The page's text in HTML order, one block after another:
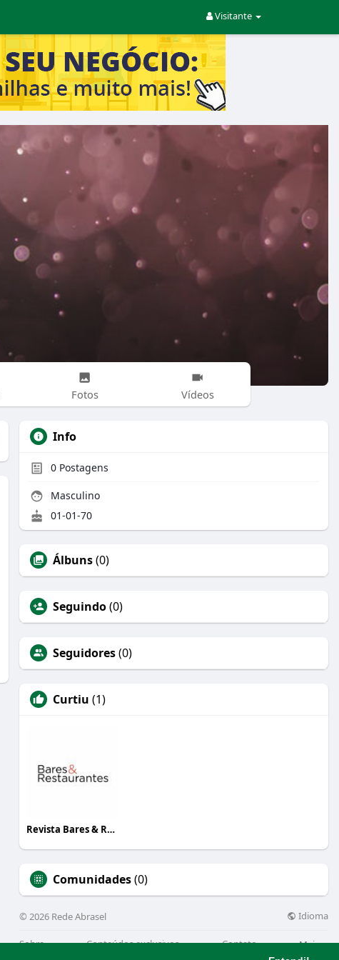
Visitante
Fotos Vídeos
Info
0 Postagens
Masculino
01-01-70
Álbuns(0)
Seguindo(0)
Seguidores(0)
Curtiu (1)
Revista Bares & Restaurantes
Comunidades(0)
© 2026 Rede Abrasel Idioma
Sobre Conteúdos exclusivos Contato Mais